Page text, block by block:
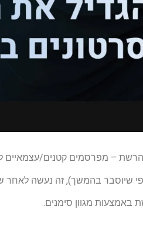
הרשת – מפרסמים קטנים/עצמאיים
שיוסבר בהמשך), זה נעשה לאחר